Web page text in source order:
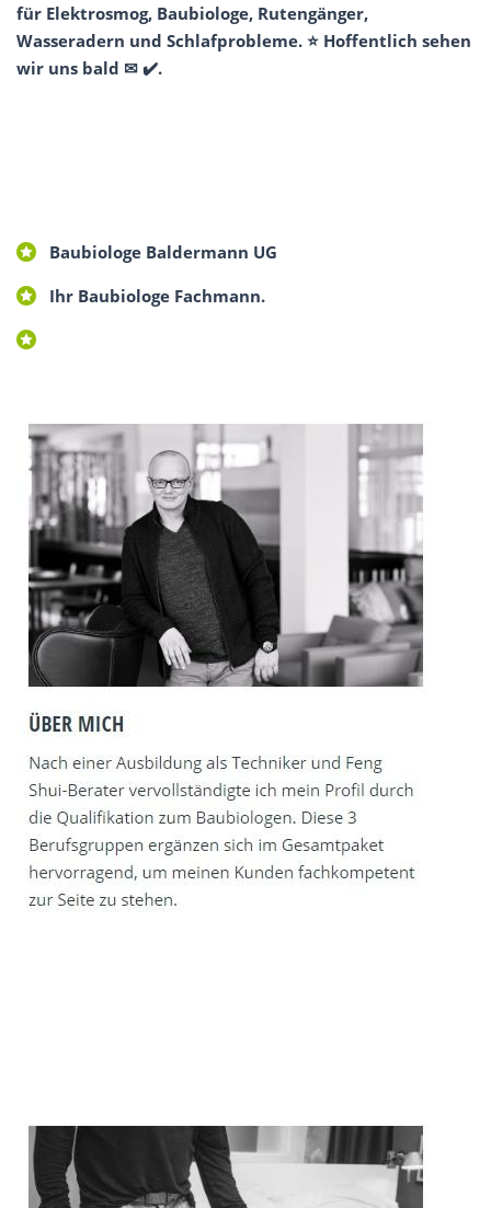
für Elektrosmog, Baubiologe, Rutengänger,
Wasseradern und Schlafprobleme. ⭐ Hoffentlich sehen
wir uns bald ✉ ✔️.
Baubiologe Baldermann UG
Ihr Baubiologe Fachmann.